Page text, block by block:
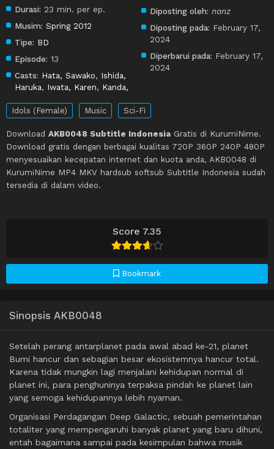
Score 7.35
Bookmark
Durasi: 23 min. per ep.
Musim: Spring 2012
Tipe: BD
Episode: 13
Casts: Hata, Sawako, Ishida,
Haruka, Iwata, Karen, Kanda,
Diposting oleh: nanz
Diposting pada: February 17,
2024
Diperbarui pada: February 17,
2024
Idols (Female) Music Sci-Fi
Download AKB0048 Subtitle Indonesia Gratis di KurumiNime.
Download gratis dengan berbagai kualitas 720P 360P 240P 480P
menyesuaikan kecepatan internet dan kuota anda, AKB0048 di
KurumiNime MP4 MKV hardsub softsub Subtitle Indonesia sudah
tersedia di dalam video.
Sinopsis AKB0048
Setelah perang antarplanet pada awal abad ke-21, planet
Bumi hancur dan sebagian besar ekosistemnya hancur total.
Karena tidak mungkin lagi menjalani kehidupan normal di
planet ini, para penghuninya terpaksa pindah ke planet lain
yang semoga kehidupannya lebih nyaman.
Organisasi Perdagangan Deep Galactic, sebuah pemerintahan
totaliter yang mempengaruhi banyak planet yang baru dihuni,
entah bagaimana sampai pada kesimpulan bahwa musik